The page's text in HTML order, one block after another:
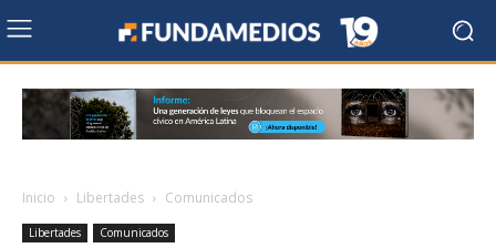
Inicio Libertades Comunicados
Libertades Comunicados